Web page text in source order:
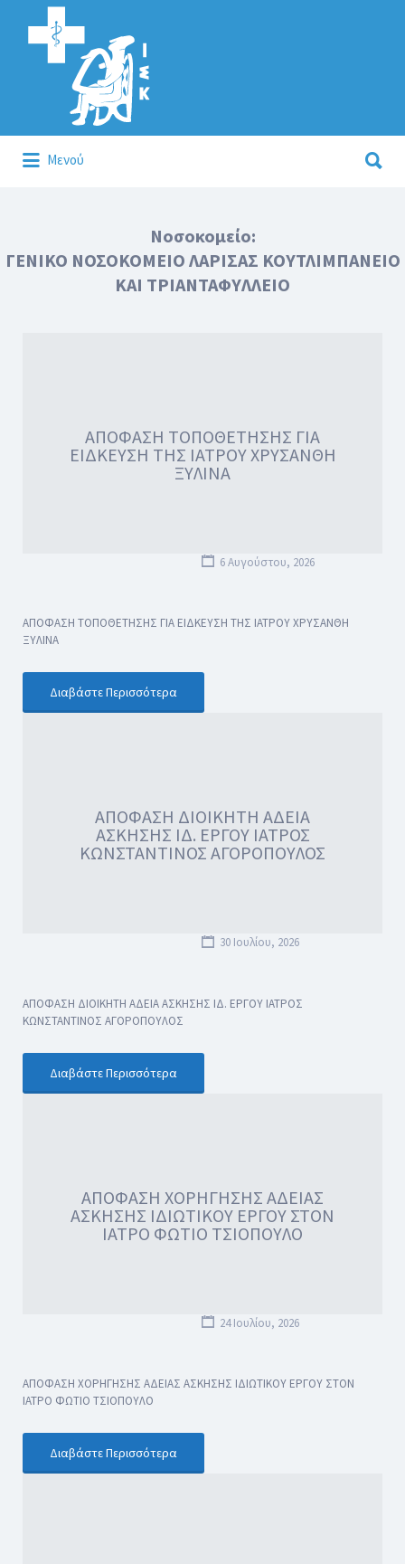
Αναζήτηση
για:
Μενού
για:
Νοσοκομείο:
ΓΕΝΙΚΟ ΝΟΣΟΚΟΜΕΙΟ ΛΑΡΙΣΑΣ ΚΟΥΤΛΙΜΠΑΝΕΙΟ
ΚΑΙ ΤΡΙΑΝΤΑΦΥΛΛΕΙΟ
ΑΠΟΦΑΣΗ ΤΟΠΟΘΕΤΗΣΗΣ ΓΙΑ
ΕΙΔΚΕΥΣΗ ΤΗΣ ΙΑΤΡΟΥ ΧΡΥΣΑΝΘΗ
ΞΥΛΙΝΑ
6 Αυγούστου, 2026
ΑΠΟΦΑΣΗ ΤΟΠΟΘΕΤΗΣΗΣ ΓΙΑ ΕΙΔΚΕΥΣΗ ΤΗΣ ΙΑΤΡΟΥ ΧΡΥΣΑΝΘΗ
ΞΥΛΙΝΑ
Διαβάστε Περισσότερα
ΑΠΟΦΑΣΗ ΔΙΟΙΚΗΤΗ ΑΔΕΙΑ
ΑΣΚΗΣΗΣ ΙΔ. ΕΡΓΟΥ ΙΑΤΡΟΣ
ΚΩΝΣΤΑΝΤΙΝΟΣ ΑΓΟΡΟΠΟΥΛΟΣ
30 Ιουλίου, 2026
ΑΠΟΦΑΣΗ ΔΙΟΙΚΗΤΗ ΑΔΕΙΑ ΑΣΚΗΣΗΣ ΙΔ. ΕΡΓΟΥ ΙΑΤΡΟΣ
ΚΩΝΣΤΑΝΤΙΝΟΣ ΑΓΟΡΟΠΟΥΛΟΣ
Διαβάστε Περισσότερα
ΑΠΟΦΑΣΗ ΧΟΡΗΓΗΣΗΣ ΑΔΕΙΑΣ
ΑΣΚΗΣΗΣ ΙΔΙΩΤΙΚΟΥ ΕΡΓΟΥ ΣΤΟΝ
ΙΑΤΡΟ ΦΩΤΙΟ ΤΣΙΟΠΟΥΛΟ
24 Ιουλίου, 2026
ΑΠΟΦΑΣΗ ΧΟΡΗΓΗΣΗΣ ΑΔΕΙΑΣ ΑΣΚΗΣΗΣ ΙΔΙΩΤΙΚΟΥ ΕΡΓΟΥ ΣΤΟΝ
ΙΑΤΡΟ ΦΩΤΙΟ ΤΣΙΟΠΟΥΛΟ
Διαβάστε Περισσότερα